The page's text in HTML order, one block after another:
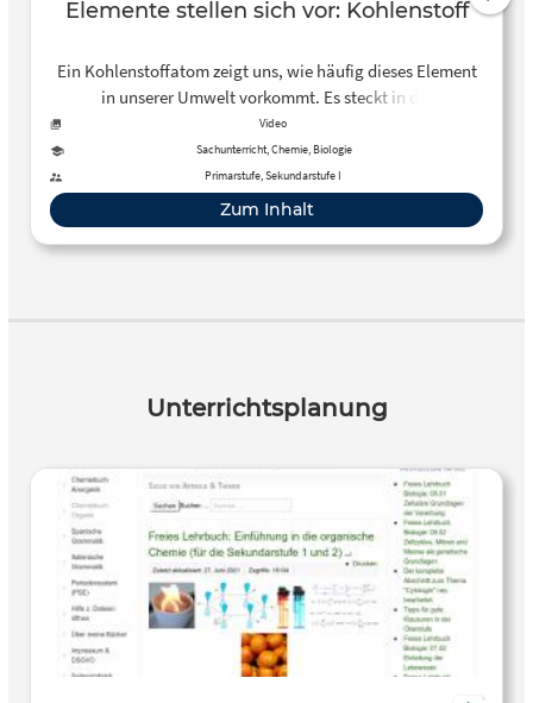
Elemente stellen sich vor: Kohlenstoff
Ein Kohlenstoffatom zeigt uns, wie häufig dieses Element
in unserer Umwelt vorkommt. Es steckt in der
namensgebenden Kohle, aber auch in den Zellen von
Pflanzen und Tieren. Verknüpft mit Sauerstoff fliegt
Kohlenstoff auch durch die Luft.
Video
Sachunterricht, Chemie, Biologie
Primarstufe, Sekundarstufe I
Zum Inhalt
Unterrichtsplanung